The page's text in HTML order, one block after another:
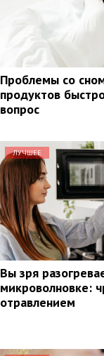
Проблемы со
продуктов
вопрос
ЛУЧШЕЕ
Вы зря
микроволновке:
отравлением